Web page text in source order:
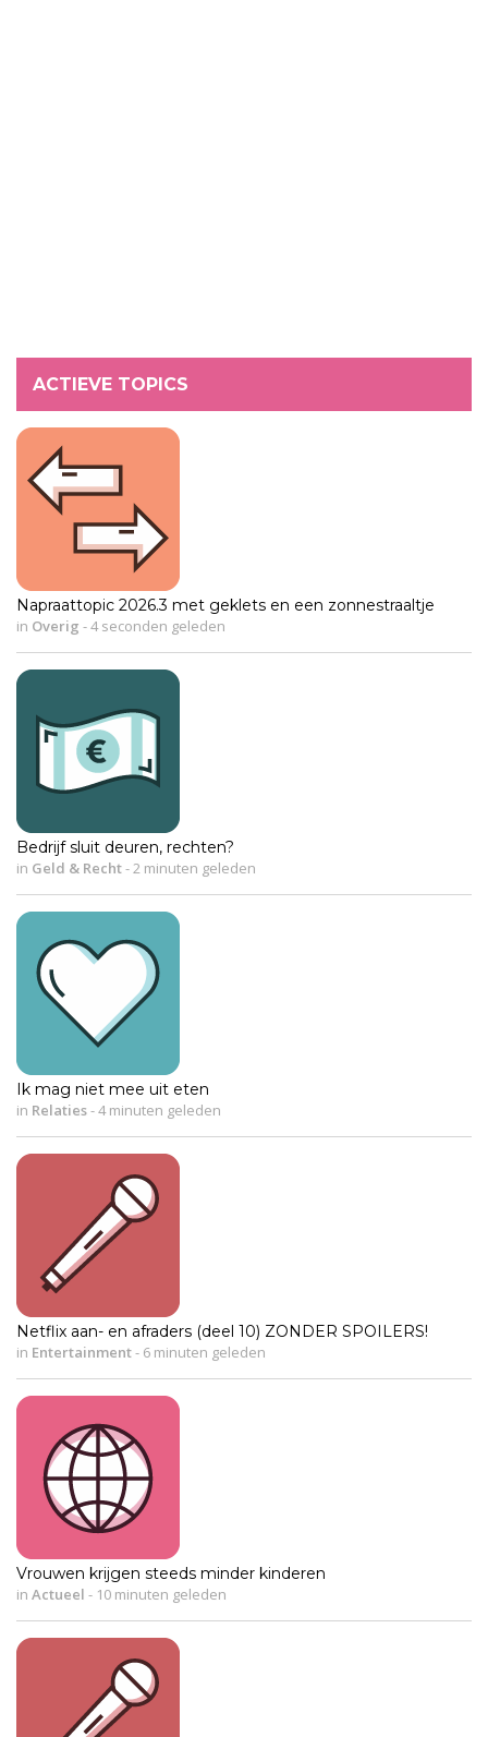
ACTIEVE TOPICS
Napraattopic 2026.3 met geklets en een zonnestraaltje
in Overig -4 seconden geleden
Bedrijf sluit deuren, rechten?
in Geld & Recht-2 minuten geleden
Ik mag niet mee uit eten
in Relaties-4 minuten geleden
Netflix aan- en afraders (deel 10) ZONDER SPOILERS!
in Entertainment- 6 minuten geleden
Vrouwen krijgen steeds minder kinderen
in Actueel - 10 minuten geleden